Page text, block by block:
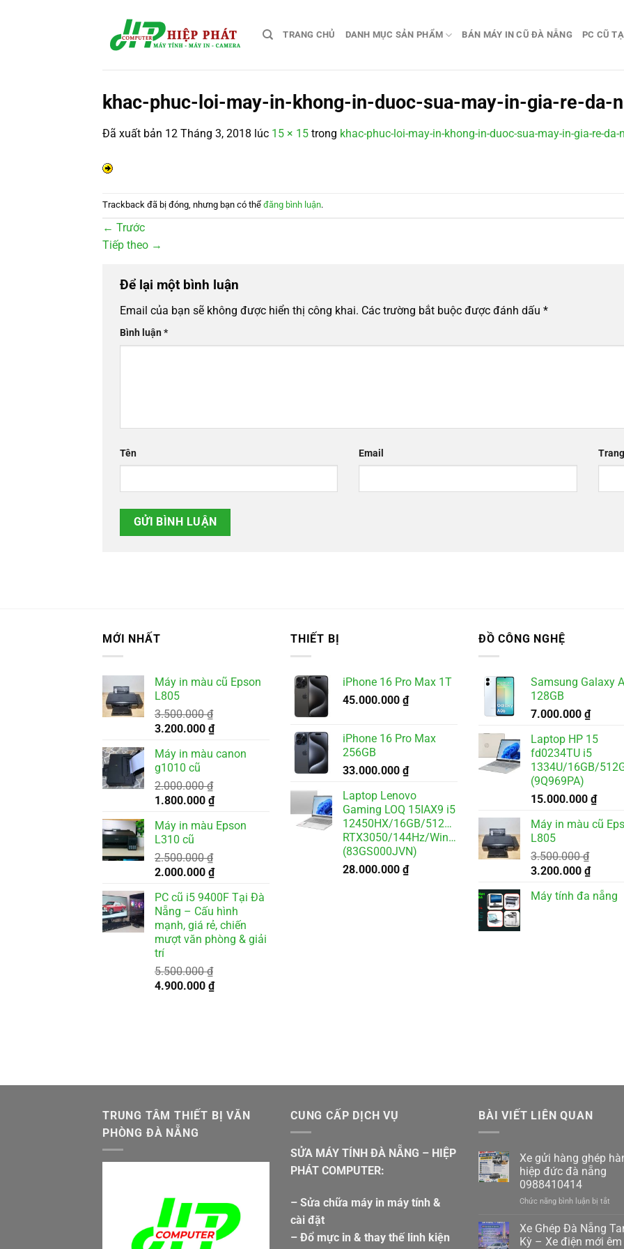
TRANG CHỦ DANH MỤC SẢN PHẨM BÁN MÁY IN CŨ ĐÀ NẴNG PC CŨ
khac-phuc-loi-may-in-khong-in-duoc-sua-may-in-gia-re-da-
Đã xuất bản 12 Tháng 3, 2018 lúc 15 × 15 trong khac-phuc-loi-may-in-khong-in-duoc-sua-may-in-gia-re-
Trackback đã bị đóng, nhưng bạn có thể đăng bình luận.
← Trước
Tiếp theo →
Để lại một bình luận
Email của bạn sẽ không được hiển thị công khai. Các trường bắt buộc được đánh dấu *
Bình luận*
Tên Email
MỚI NHẤT
Máy in màu cũ Epson
L805
3.500.000₫
Giá
là:
3.500.000 ₫.
3.200.000 ₫Giá
tại
Máy in màu canon
g1010 cũ
2.000.000₫
Giá
là:
2.000.000 ₫.
1.800.000 ₫Giá
tại
Máy in màu Epson
L310 cũ
2.500.000₫
Giá
là:
2.500.000 ₫.
2.000.000 ₫Giá
tại
là:
2.000.000 ₫.
PC cũ i5 9400F Tại Đà
Nẵng – Cấu hình
mạnh, giá rẻ, chiến
mượt văn phòng & giải
trí
5.500.000₫
Giá
4.900.000 ₫Giá
THIẾT BỊ
iPhone 16 Pro Max 1T
45.000.000 ₫
iPhone 16 Pro Max
256GB
33.000.000 ₫
Laptop Lenovo
Gaming LOQ 15IAX9 i5
12450HX/16GB/512GB/6GB
RTX3050/144Hz/Win11
(83GS000JVN)
28.000.000 ₫
ĐỒ CÔNG NGHỆ
Samsung Galaxy
128GB
7.000.000 ₫
Laptop HP 15
fd0234TU i5
1334U/16GB/
(9Q969PA)
15.000.000 ₫
Máy in màu cũ
L805
3.500.000₫
Giá
là:
3.200.000 ₫Giá
tại
Máy tính đa nẵng
TRUNG TÂM THIẾT BỊ VĂN
PHÒNG ĐÀ NẴNG
CUNG CẤP DỊCH VỤ
SỬA MÁY TÍNH ĐÀ NẴNG – HIỆP
PHÁT COMPUTER:
– Sửa chữa máy in máy tính &
cài đặt
– Đổ mực in & thay thế linh kiện
BÀI VIẾT LIÊN QUAN
Xe gửi hàng ghép
hiệp đức đà nẵng
0988410414
Chức năng bình luận bị tắt
gửi
Xe Ghép Đà Nẵng
Kỳ – Xe điện mới